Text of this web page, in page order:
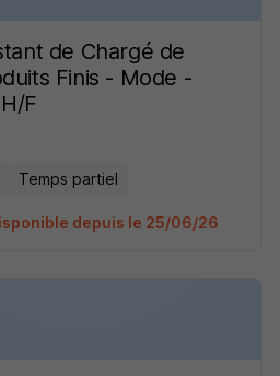
de Chargé de
Finis - Mode -
F
Temps partiel
depuis le 25/06/26